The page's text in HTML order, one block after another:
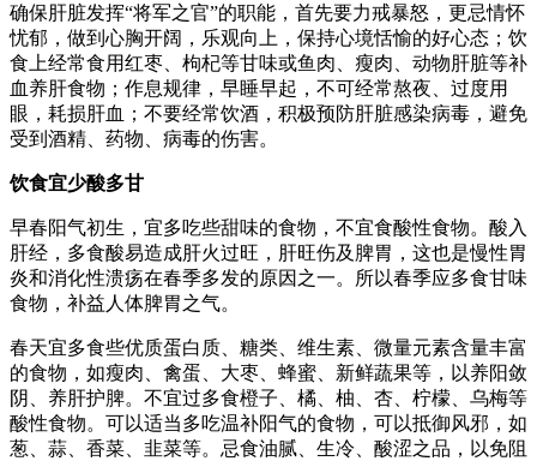
确保肝脏发挥“将军之官”的职能，首先要力戒暴怒，更忌情怀
忧郁，做到心胸开阔，乐观向上，保持心境恬愉的好心态；饮
食上经常食用红枣、枸杞等甘味或鱼肉、瘦肉、动物肝脏等补
血养肝食物；作息规律，早睡早起，不可经常熬夜、过度用
眼，耗损肝血；不要经常饮酒，积极预防肝脏感染病毒，避免
受到酒精、药物、病毒的伤害。
饮食宜少酸多甘
早春阳气初生，宜多吃些甜味的食物，不宜食酸性食物。酸入
肝经，多食酸易造成肝火过旺，肝旺伤及脾胃，这也是慢性胃
炎和消化性溃疡在春季多发的原因之一。所以春季应多食甘味
食物，补益人体脾胃之气。
春天宜多食些优质蛋白质、糖类、维生素、微量元素含量丰富
的食物，如瘦肉、禽蛋、大枣、蜂蜜、新鲜蔬果等，以养阳敛
阴、养肝护脾。不宜过多食橙子、橘、柚、杏、柠檬、乌梅等
酸性食物。可以适当多吃温补阳气的食物，可以抵御风邪，如
葱、蒜、香菜、韭菜等。忌食油腻、生冷、酸涩之品，以免阻